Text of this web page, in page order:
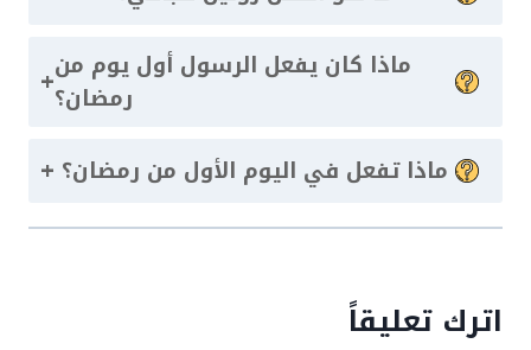
ماذا كان يفعل الرسول أول يوم من
رمضان؟+
ماذا تفعل في اليوم الأول من رمضان؟ +
اترك تعليقاً